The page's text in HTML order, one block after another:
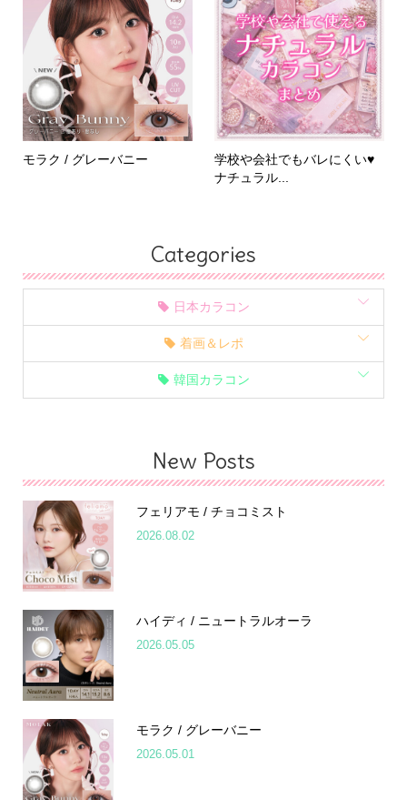
モラク / グレーバニー
学校や会社でもバレにくい♥
ナチュラル...
Categories
日本カラコン
着画＆レポ
韓国カラコン
New Posts
フェリアモ / チョコミスト
2026.08.02
ハイディ / ニュートラルオーラ
2026.05.05
モラク / グレーバニー
2026.05.01